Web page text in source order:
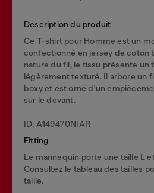
Description du produit
Ce T-shirt pour Homme est un
confectionné en jersey de coton
nature du fil, le tissu présente un
légèrement texturé. Il arbore un
boxy et est orné d'un
sur le devant.
ID: A149470NIAR
Fitting
Le mannequin porte une taille L
Consultez le tableau des tailles
taille.